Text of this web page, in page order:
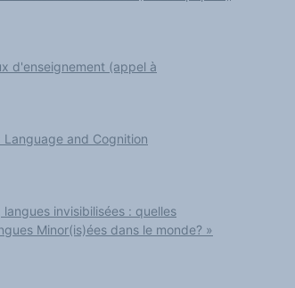
d'enseignement (appel à
and Cognition
invisibilisées : quelles
Minor(is)ées dans le monde? »